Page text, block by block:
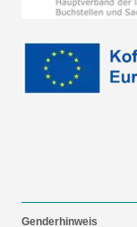
Genderhinweis